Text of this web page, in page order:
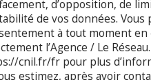
d’opposition, de
de vos données.
à tout moment en
l’Agence / Le
cnil.fr/fr pour plus
estimez, après avoir